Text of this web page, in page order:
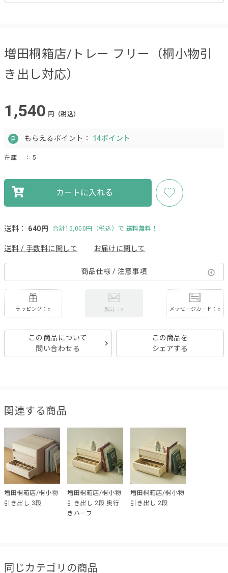
増田桐箱店/トレー フリー（桐小物引
き出し対応）
1,540 円（税込）
もらえるポイント： 14ポイント
在庫 ： 5
カートに入れる
送料： 640円 合計15,000円（税込）で 送料無料！
送料 / 手数料に関して お届けに関して
商品仕様 / 注意事項
ラッピング：○ 熨斗：× メッセージカード：○
この商品について
問い合わせる
この商品を
シェアする
関連する商品
増田桐箱店/桐小物
引き出し 3段
増田桐箱店/桐小物
引き出し 2段 奥行
きハーフ
増田桐箱店/桐小物
引き出し 2段
同じカテゴリの商品